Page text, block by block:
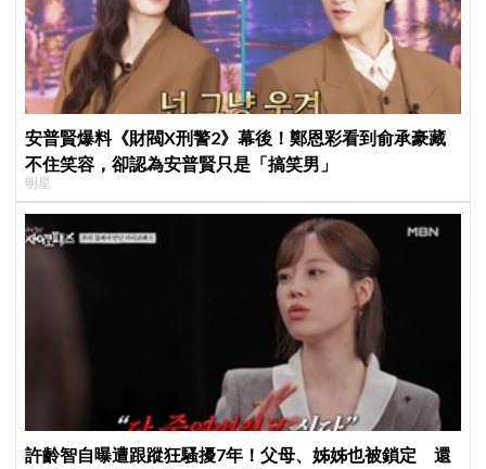
安普賢爆料《財閥X刑警2》幕後！鄭恩彩看到俞承豪藏
不住笑容，卻認為安普賢只是「搞笑男」
明星
許齡智自曝遭跟蹤狂騷擾7年！父母、姊姊也被鎖定 還